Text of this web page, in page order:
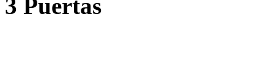
3 Puertas